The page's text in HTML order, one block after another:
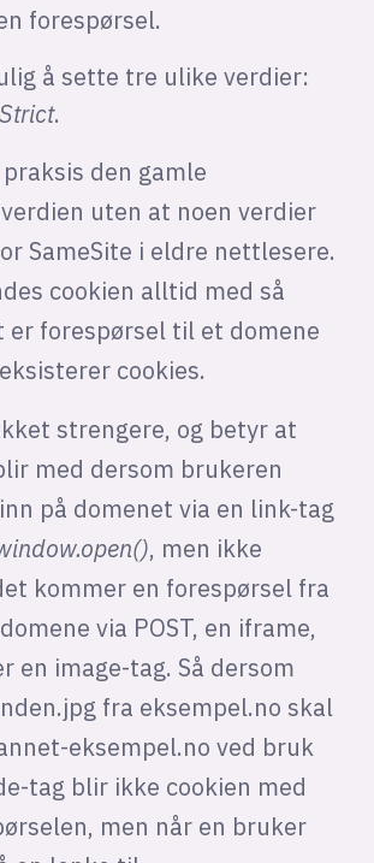
forespørsel.
å sette tre ulike verdier:
Strict.
den gamle
uten at noen verdier
SameSite i eldre nettlesere.
cookien alltid med så
er forespørsel til et domene
cookies.
strengere, og betyr at
med dersom brukeren
på domenet via en link-tag
, men ikke
kommer en forespørsel fra
via POST, en iframe,
en image-tag. Så dersom
fra eksempel.no skal
eksempel.no ved bruk
tag blir ikke cookien med
men når en bruker